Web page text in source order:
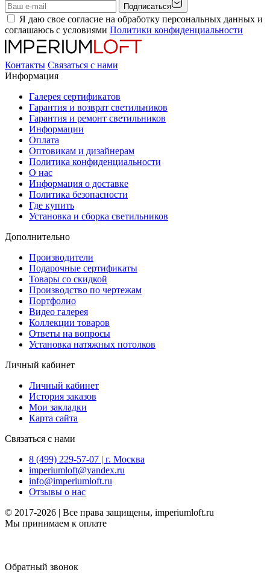
Подписаться
Я даю свое согласие на обработку персональных данных и
соглашаюсь с условиями Политики конфиденциальности
Контакты Связаться с нами
Информация
Галерея сертификатов
Гарантия и возврат светильников
Гарантия и ремонт светильников
Информации
Оплата
Оптовикам и дизайнерам
Политика конфиденциальности
О нас
Информация о доставке
Политика безопасности
Где купить
Установка и сборка светильников
Дополнительно
Производители
Подарочные сертификаты
Товары со скидкой
Производство по чертежам
Портфолио
Видео галерея
Коллекции товаров
Ответы на вопросы
Установка натяжных потолков
Личный кабинет
Личный кабинет
История заказов
Мои закладки
Карта сайта
Связаться с нами
8 (499) 229-57-07 | г. Москва
imperiumloft@yandex.ru
info@imperiumloft.ru
Отзывы о нас
© 2017-2026 | Все права защищены, imperiumloft.ru
Мы принимаем к оплате
Обратный звонок